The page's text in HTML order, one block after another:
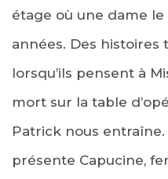
étage où une dame
années. Des histoires
lorsqu’ils pensent à
mort sur la table
Patrick nous
présente Capucine,